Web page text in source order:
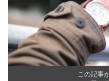
この記事